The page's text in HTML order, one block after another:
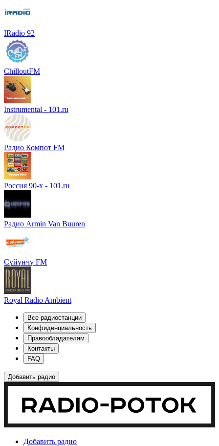
IRadio 92
ChilloutFM
Instrumental - 101.ru
Радио Компот FM
Россия 90-х - 101.ru
Радио Armin Van Buuren
Сүйүнчү FM
Royal Radio Ambient
Все радиостанции
Конфиденциальность
Правообладателям
Контакты
FAQ
Добавить радио
Добавить радио